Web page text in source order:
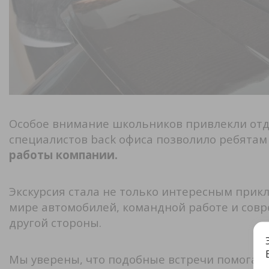
Особое внимание школьников привлекли
специалистов back офиса позволило
работы компании.
Экскурсия стала не только интересным
мире автомобилей, командной работе и
другой стороны.
Мы уверены, что подобные встречи